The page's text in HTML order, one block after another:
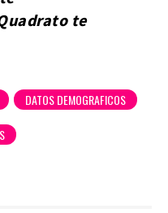
te
DATOS DEMOGRAFICOS